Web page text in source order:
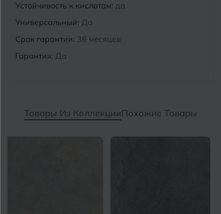
Устойчивость к кислотам: да
Универсальный: Да
Срок гарантии: 36 месяцев
Гарантия: Да
Товары Из КоллекцииПохожие Товары